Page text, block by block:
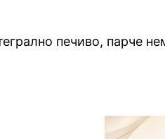
печиво, парче